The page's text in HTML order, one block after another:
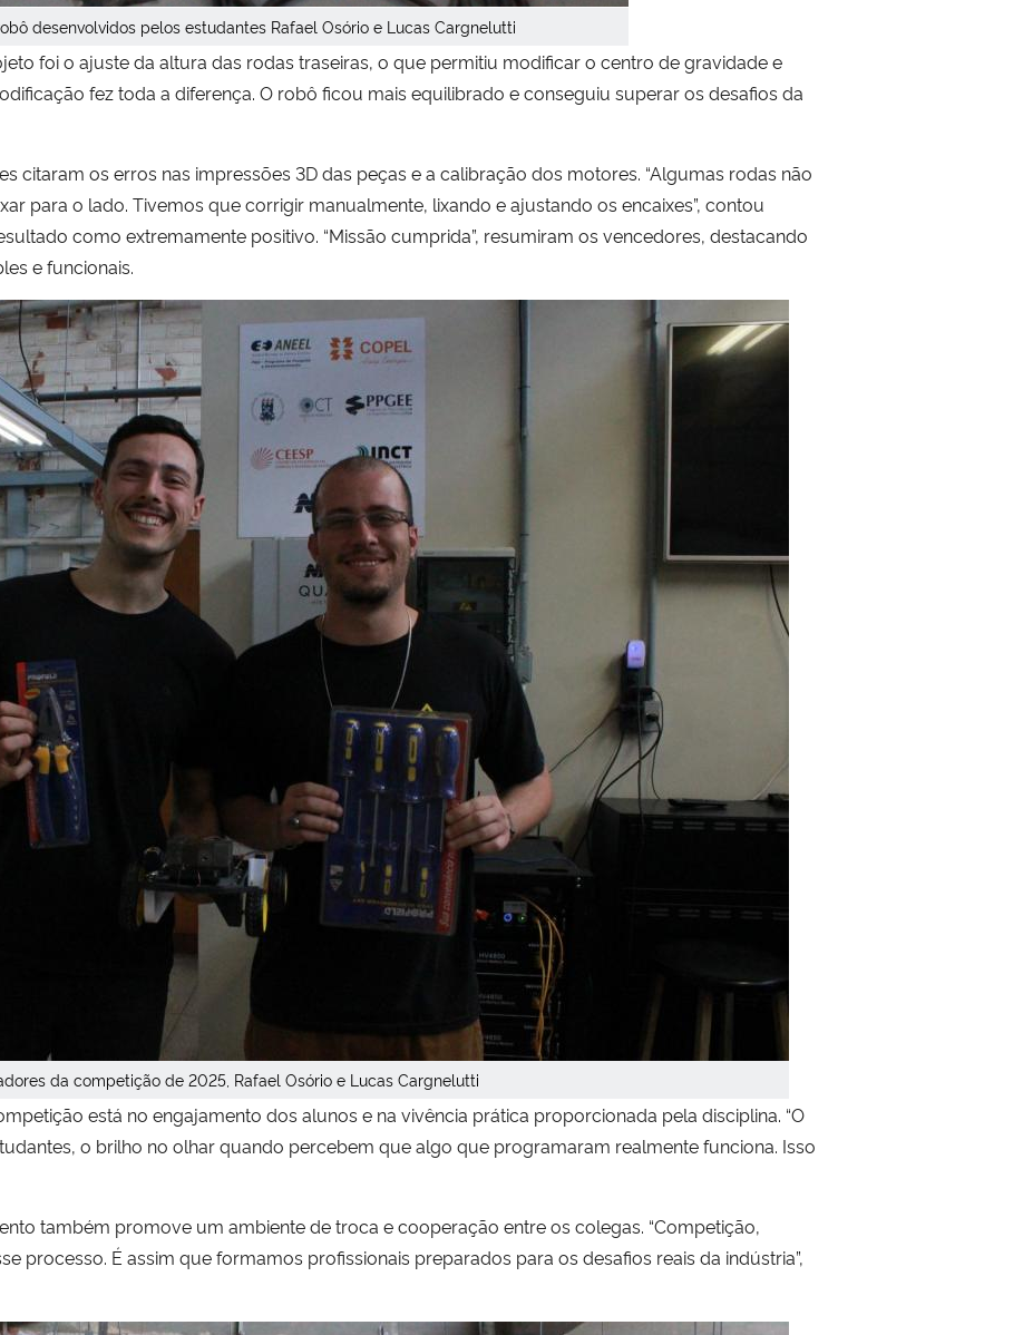
desenvolvidos pelos estudantes Rafael Osório e Lucas Cargnelutti
foi o ajuste da altura das rodas traseiras, o que permitiu modificar o centro de gravidade e
fez toda a diferença. O robô ficou mais equilibrado e conseguiu superar os desafios da
citaram os erros nas impressões 3D das peças e a calibração dos motores. “Algumas rodas não
para o lado. Tivemos que corrigir manualmente, lixando e ajustando os encaixes”, contou
como extremamente positivo. “Missão cumprida”, resumiram os vencedores, destacando
e funcionais.
da competição de 2025, Rafael Osório e Lucas Cargnelutti
está no engajamento dos alunos e na vivência prática proporcionada pela disciplina. “O
o brilho no olhar quando percebem que algo que programaram realmente funciona. Isso
também promove um ambiente de troca e cooperação entre os colegas. “Competição,
processo. É assim que formamos profissionais preparados para os desafios reais da indústria”,